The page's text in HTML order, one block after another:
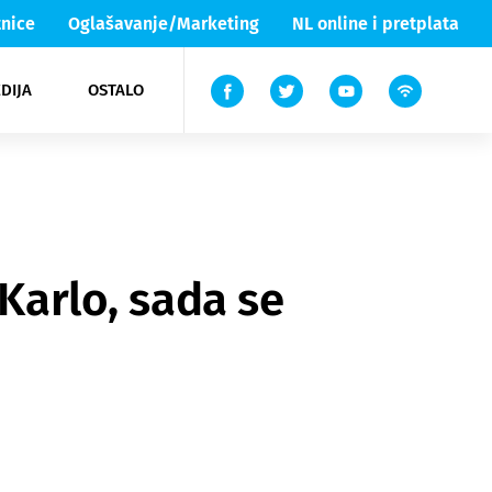
Oglašavanje/Marketing NL online i pretplata
OSTALO
Lika & Senj
TV
sada se